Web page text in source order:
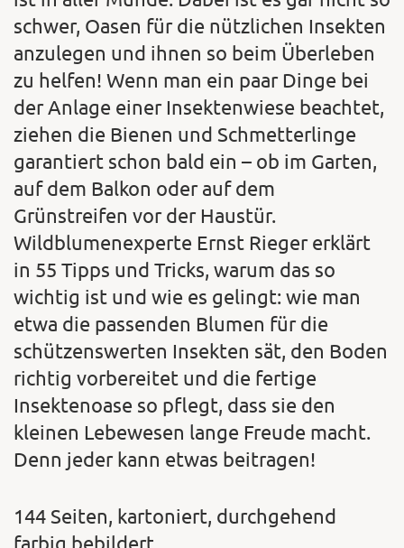
schwer, Oasen für die nützlichen Insekten
anzulegen und ihnen so beim Überleben
zu helfen! Wenn man ein paar Dinge bei
der Anlage einer Insektenwiese beachtet,
ziehen die Bienen und Schmetterlinge
garantiert schon bald ein – ob im Garten,
auf dem Balkon oder auf dem
Grünstreifen vor der Haustür.
Wildblumenexperte Ernst Rieger erklärt
in 55 Tipps und Tricks, warum das so
wichtig ist und wie es gelingt: wie man
etwa die passenden Blumen für die
schützenswerten Insekten sät, den Boden
richtig vorbereitet und die fertige
Insektenoase so pflegt, dass sie den
kleinen Lebewesen lange Freude macht.
Denn jeder kann etwas beitragen!
144 Seiten, kartoniert, durchgehend
farbig bebildert